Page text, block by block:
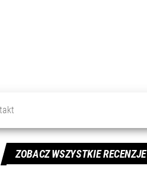
ZOBACZ WSZYSTKIE RECENZJE